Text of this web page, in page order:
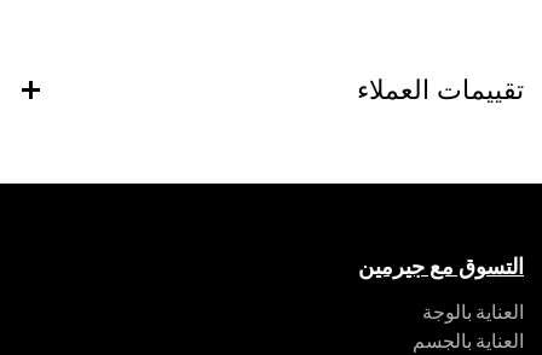
تقييمات العملاء
التسوق مع جيرمين
العناية بالوجة
العناية بالجسم